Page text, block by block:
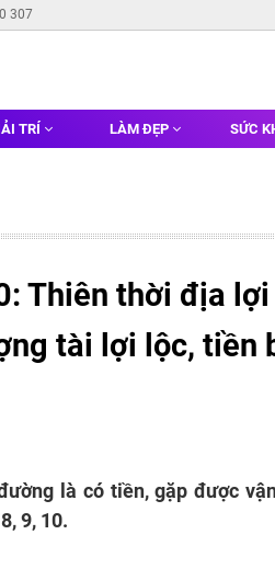
307
TRÍ LÀM ĐẸP SỨC
Thiên thời địa lợi
tài lợi lộc, tiền
là có tiền, gặp được
9, 10.